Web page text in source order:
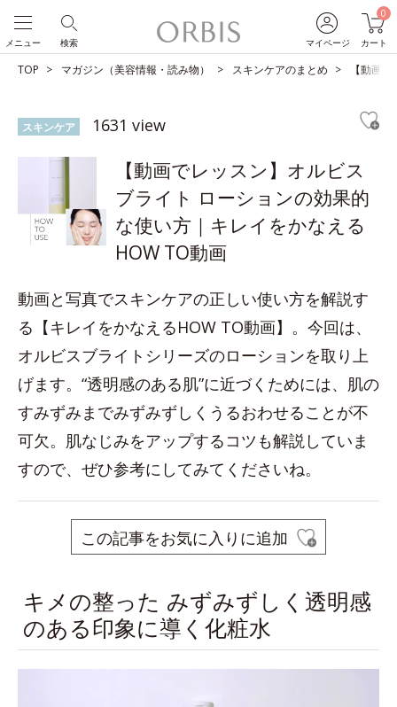
マイページ
0
カート
検索
メニュー
TOP マガジン（美容情報・読み物） スキンケアのまとめ 【動画
スキンケア 1631 view
【動画でレッスン】オルビス
ブライト ローションの効果的
な使い方｜キレイをかなえる
HOW TO動画
動画と写真でスキンケアの正しい使い方を解説す
る【キレイをかなえるHOW TO動画】。今回は、
オルビスブライトシリーズのローションを取り上
げます。“透明感のある肌”に近づくためには、肌の
すみずみまでみずみずしくうるおわせることが不
可欠。肌なじみをアップするコツも解説していま
すので、ぜひ参考にしてみてくださいね。
この記事をお気に入りに追加
キメの整った みずみずしく透明感
のある印象に導く化粧水